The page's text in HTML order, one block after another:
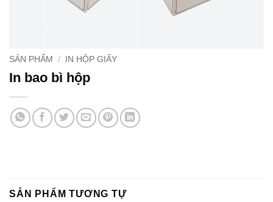
SẢN PHẨM / IN HỘP GIẤY
In bao bì hộp
SẢN PHẨM TƯƠNG TỰ